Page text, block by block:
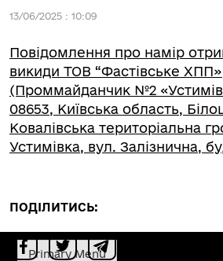
13/06/2025 : 10:09
Повідомлення про намір
викиди ТОВ “Фастівське ХПП»
(Проммайданчик №2
08653, Київська область,
Ковалівська територіальна
Устимівка, вул. Залізнична,
ПОДІЛИТИСЬ:
Primary Menu